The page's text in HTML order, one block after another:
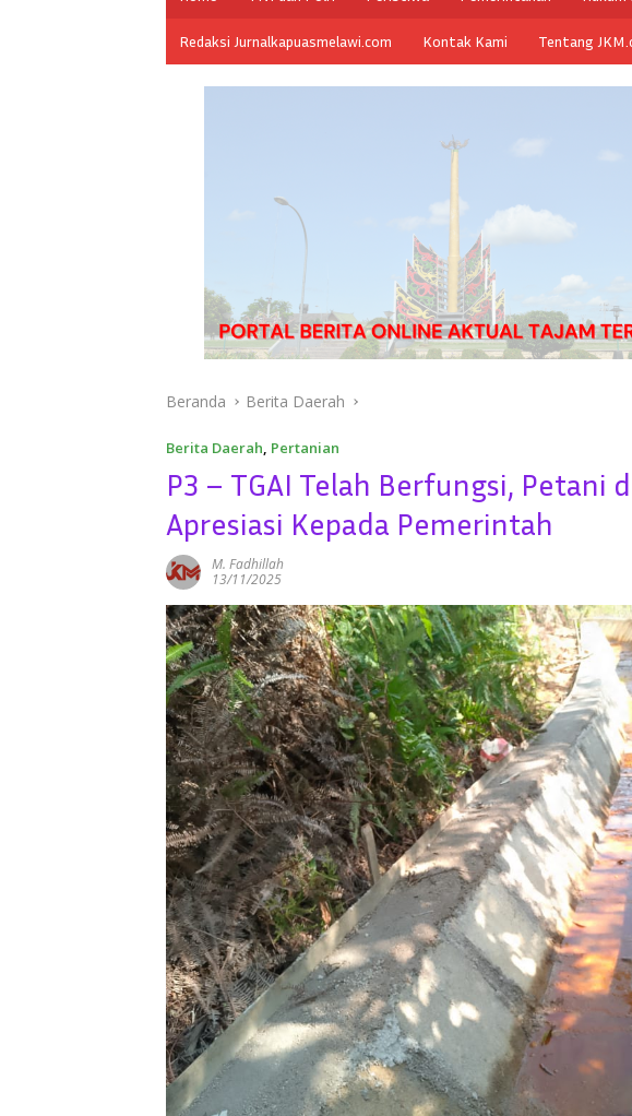
Redaksi Jurnalkapuasmelawi.com Kontak Kami Tentang
Beranda Berita Daerah
Berita Daerah, Pertanian
P3 – TGAI Telah Berfungsi, Petani
Apresiasi Kepada Pemerintah
M. Fadhillah
13/11/2025